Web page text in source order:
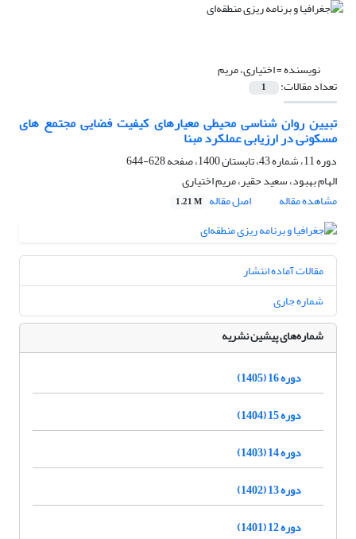
نویسنده =اختیاری، مریم
تعداد مقالات: 1
تبیین روان شناسی محیطی معیارهای کیفیت فضایی مجتمع های
مسکونی در ارزیابی عملکرد مبنا
دوره 11، شماره 43، تابستان 1400، صفحه
628-644
الهام بهبود، سعید حقیر، مریم اختیاری
مشاهده مقاله
اصل مقاله 1.21 M
مقالات آماده انتشار
شماره جاری
شماره‌های پیشین نشریه
دوره 16 (1405)
دوره 15 (1404)
دوره 14 (1403)
دوره 13 (1402)
دوره 12 (1401)